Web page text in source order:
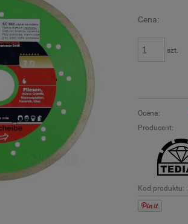
Cena:
szt.
Ocena:
Producent:
Kod produktu: